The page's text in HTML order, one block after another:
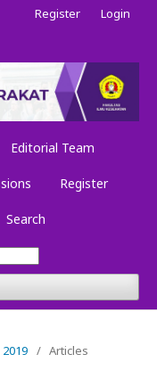
Editorial Team
Register
Search
Register Login
2019 / Articles